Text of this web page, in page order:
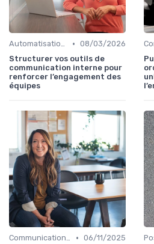
Automatisation & performance des campagnes • 08/03/2026
Structurer vos outils de
communication interne pour
renforcer l’engagement des
équipes
Communication digitale & omnicanale • 06/11/2025